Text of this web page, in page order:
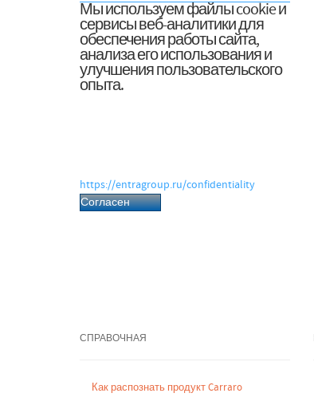
Мы используем файлы cookie и
сервисы веб-аналитики для
обеспечения работы сайта,
анализа его использования и
улучшения пользовательского
опыта.
https://entragroup.ru/confidentiality
Согласен
СПРАВОЧНАЯ
Как распознать продукт Carraro